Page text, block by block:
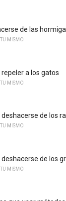
de las
MISMO
a los gatos
MISMO
deshacerse de los
MISMO
de los
MISMO